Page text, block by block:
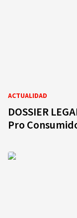
ACTUALIDAD
DOSSIER
Pro